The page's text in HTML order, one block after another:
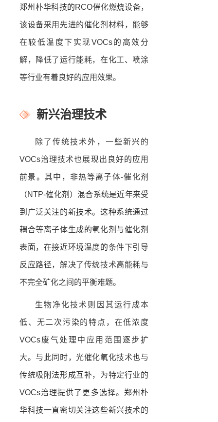
郑州朴华科技的RCO催化燃烧设备，
该设备采用先进的催化剂材料，能够
在较低温度下实现VOCs的高效分
解，降低了运行能耗，在化工、喷涂
等行业有着良好的应用效果。
新兴治理技术
除了传统技术外，一些新兴的
VOCs治理技术也展现出良好的应用
前景。其中，非热等离子体-催化剂
（NTP-催化剂）混合系统是近年来受
到广泛关注的新技术。这种系统通过
耦合等离子体生成的氧化剂与催化剂
表面，在接近环境温度的条件下引导
反应路径，解决了传统技术高能耗与
不完全矿化之间的平衡难题。
生物净化技术则因其运行成本
低、无二次污染的特点，在低浓度
VOCs废气处理中应用范围逐步扩
大。与此同时，光催化氧化技术也与
传统吸附法形成互补，为特定行业的
VOCs治理提供了更多选择。郑州朴
华科技一直密切关注这些新兴技术的